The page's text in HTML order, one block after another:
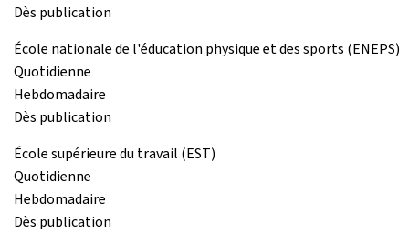
Dès publication
École nationale de l'éducation physique et des sports (ENEPS)
Quotidienne
Hebdomadaire
Dès publication
École supérieure du travail (EST)
Quotidienne
Hebdomadaire
Dès publication